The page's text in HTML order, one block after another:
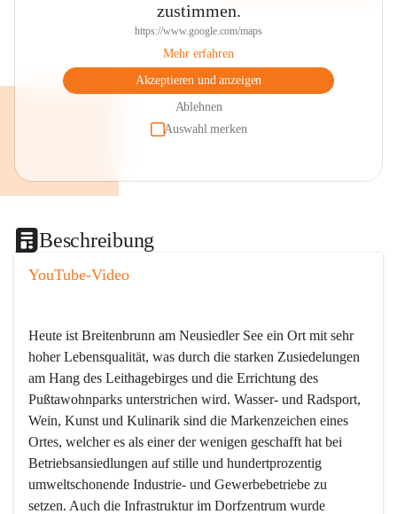
zustimmen.
https://www.google.com/maps
Mehr erfahren
Akzeptieren und anzeigen
Ablehnen
Auswahl merken
Beschreibung
YouTube-Video
Heute ist Breitenbrunn am Neusiedler See ein Ort mit sehr
hoher Lebensqualität, was durch die starken Zusiedelungen
am Hang des Leithagebirges und die Errichtung des
Pußtawohnparks unterstrichen wird. Wasser- und Radsport,
Wein, Kunst und Kulinarik sind die Markenzeichen eines
Ortes, welcher es als einer der wenigen geschafft hat bei
Betriebsansiedlungen auf stille und hundertprozentig
umweltschonende Industrie- und Gewerbebetriebe zu
setzen. Auch die Infrastruktur im Dorfzentrum wurde